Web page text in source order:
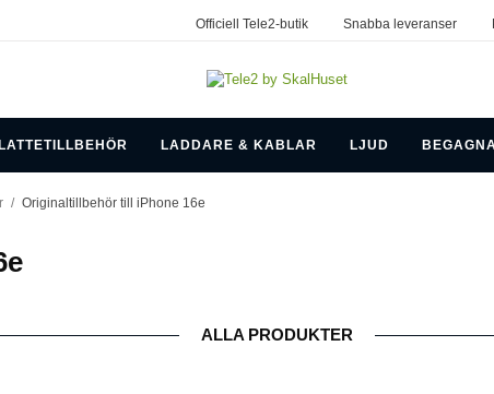
Officiell Tele2-butik Snabba leveranser
LADDARE & KABLAR LJUD
/ Originaltillbehör till iPhone 16e
ALLA PRODUKTER